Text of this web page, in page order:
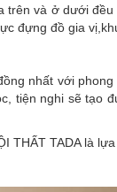
và ở dưới
đựng đồ gia
nhất với
tiện nghi sẽ tạo
THẤT TADA là